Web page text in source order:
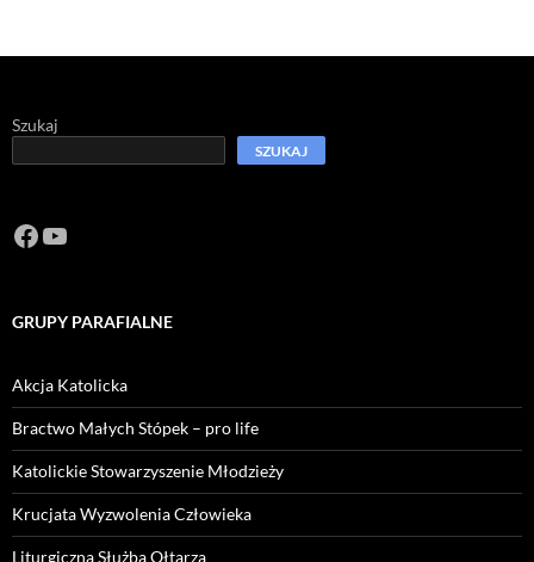
Szukaj
SZUKAJ
Facebook
https://www.youtube.com/channel/
GRUPY PARAFIALNE
Akcja Katolicka
Bractwo Małych Stópek – pro life
Katolickie Stowarzyszenie Młodzieży
Krucjata Wyzwolenia Człowieka
Liturgiczna Służba Ołtarza